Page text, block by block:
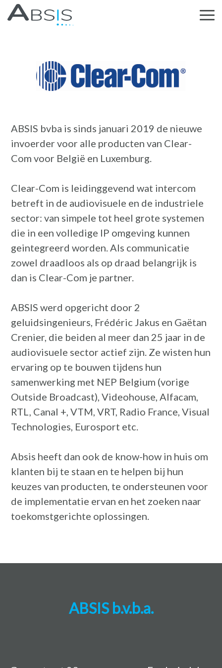
ABSIS bvba is sinds januari 2019 de nieuwe
invoerder voor alle producten van Clear-
Com voor België en Luxemburg.
Clear-Com is leidinggevend wat intercom
betreft in de audiovisuele en de industriele
sector: van simpele tot heel grote systemen
die in een volledige IP omgeving kunnen
geintegreerd worden. Als communicatie
zowel draadloos als op draad belangrijk is
dan is Clear-Com je partner.
ABSIS werd opgericht door 2
geluidsingenieurs, Frédéric Jakus en Gaëtan
Crenier, die beiden al meer dan 25 jaar in de
audiovisuele sector actief zijn. Ze wisten hun
ervaring op te bouwen tijdens hun
samenwerking met NEP Belgium (vorige
Outside Broadcast), Videohouse, Alfacam,
RTL, Canal +, VTM, VRT, Radio France, Visual
Technologies, Eurosport etc.
Absis heeft dan ook de know-how in huis om
klanten bij te staan en te helpen bij hun
keuzes van producten, te ondersteunen voor
de implementatie ervan en het zoeken naar
toekomstgerichte oplossingen.
ABSIS b.v.b.a.